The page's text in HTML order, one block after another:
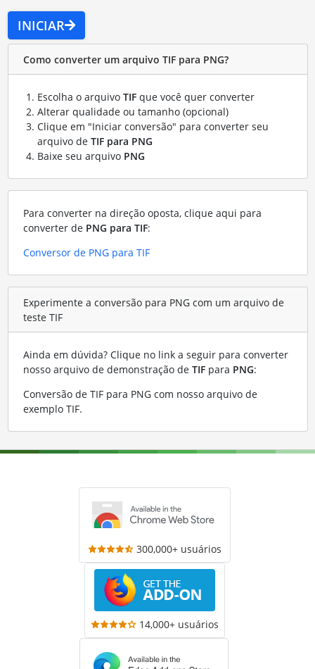
INICIAR
Como converter um arquivo TIF para PNG?
Escolha o arquivo TIFque você quer converter
Alterar qualidade ou tamanho (opcional)
Clique em "Iniciar conversão" para converter seu
arquivo de TIF para PNG
Baixe seu arquivo PNG
Para converter na direção oposta, clique aqui para
converter de PNG para TIF:
Conversor de PNG para TIF
Experimente a conversão para PNG com um arquivo de
teste TIF
Ainda em dúvida? Clique no link a seguir para converter
nosso arquivo de demonstração de TIFpara PNG:
Conversão de TIF para PNG com nosso arquivo de
exemplo TIF.
300,000+ usuários
14,000+ usuários